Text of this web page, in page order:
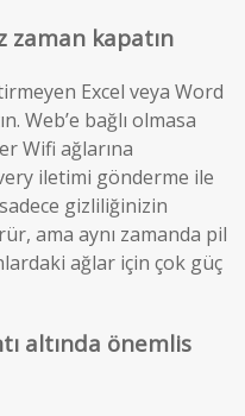
zaman kapatın
Excel veya Word
Web’e bağlı olmasa
Wifi ağlarına
iletimi gönderme ile
gizliliğinizin
ama aynı zamanda pil
ağlar için çok güç
altında önemlis